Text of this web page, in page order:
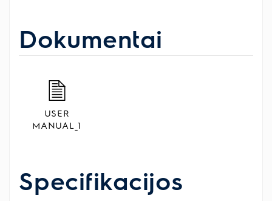
Dokumentai
USER
MANUAL_1
Specifikacijos